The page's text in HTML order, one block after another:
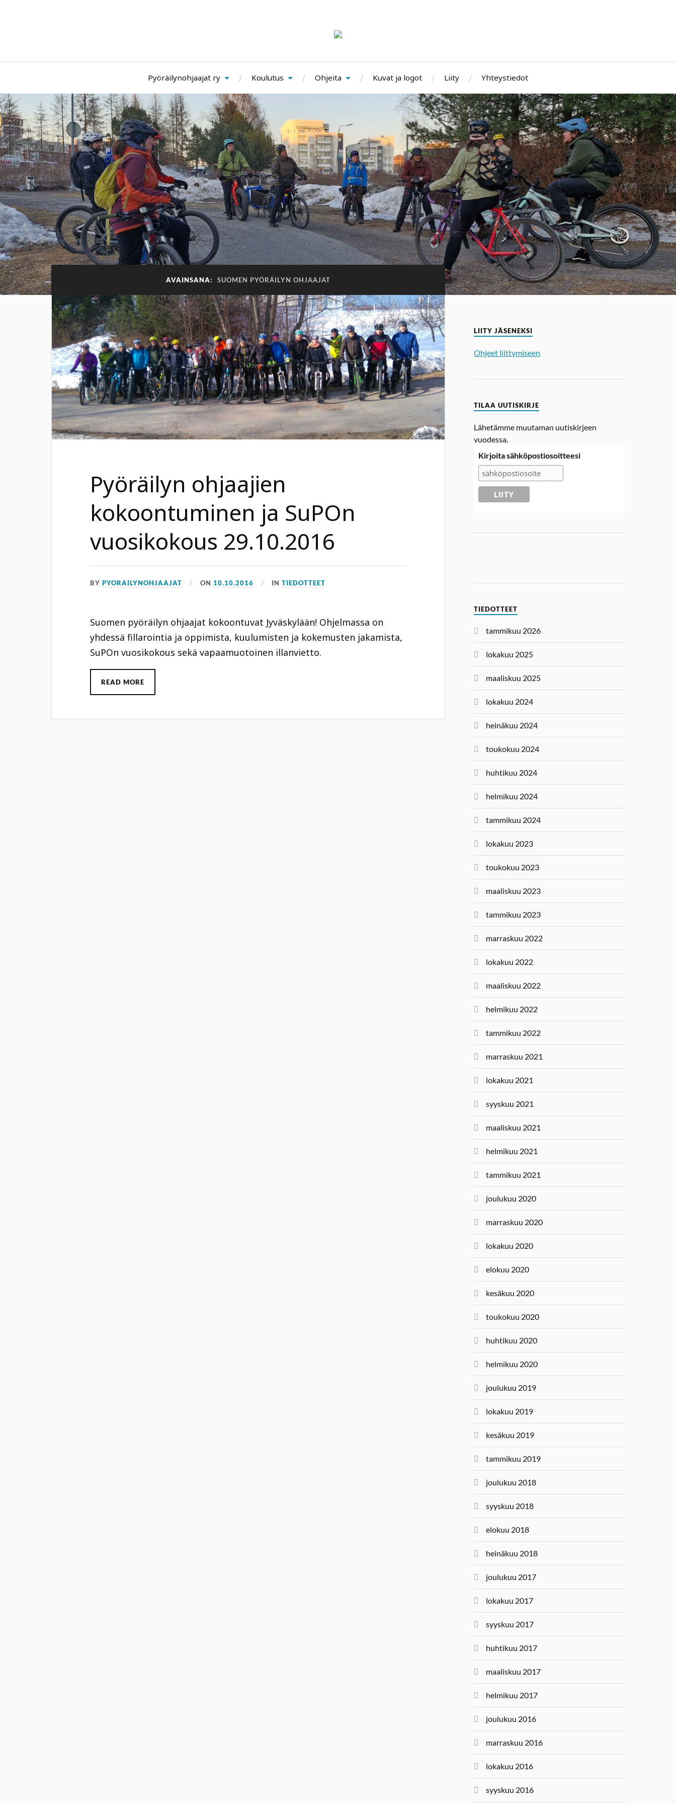
Pyöräilynohjaajat ry Koulutus Ohjeita Kuvat ja logot Liity Yhteystiedot
AVAINSANA: SUOMEN PYÖRÄILYN OHJAAJAT
Pyöräilyn ohjaajien
kokoontuminen ja SuPOn
vuosikokous 29.10.2016
BYPYORAILYNOHJAAJAT ON 10.10.2016 INTIEDOTTEET
Suomen pyöräilyn ohjaajat kokoontuvat Jyväskylään! Ohjelmassa on
yhdessä fillarointia ja oppimista, kuulumisten ja kokemusten jakamista,
SuPOn vuosikokous sekä vapaamuotoinen illanvietto.
READ MORE
LIITY JÄSENEKSI
Ohjeet liittymiseen
TILAA UUTISKIRJE
Lähetämme muutaman uutiskirjeen
vuodessa.
Kirjoita sähköpostiosoitteesi
TIEDOTTEET
tammikuu 2026
lokakuu 2025
maaliskuu 2025
lokakuu 2024
heinäkuu 2024
toukokuu 2024
huhtikuu 2024
helmikuu 2024
tammikuu 2024
lokakuu 2023
toukokuu 2023
maaliskuu 2023
tammikuu 2023
marraskuu 2022
lokakuu 2022
maaliskuu 2022
helmikuu 2022
tammikuu 2022
marraskuu 2021
lokakuu 2021
syyskuu 2021
maaliskuu 2021
helmikuu 2021
tammikuu 2021
joulukuu 2020
marraskuu 2020
lokakuu 2020
elokuu 2020
kesäkuu 2020
toukokuu 2020
huhtikuu 2020
helmikuu 2020
joulukuu 2019
lokakuu 2019
kesäkuu 2019
tammikuu 2019
joulukuu 2018
syyskuu 2018
elokuu 2018
heinäkuu 2018
joulukuu 2017
lokakuu 2017
syyskuu 2017
huhtikuu 2017
maaliskuu 2017
helmikuu 2017
joulukuu 2016
marraskuu 2016
lokakuu 2016
syyskuu 2016